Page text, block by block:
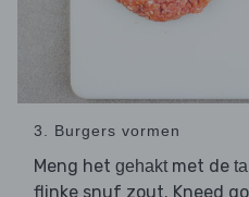
3. Burgers vormen
Meng het gehaktmet de
flinke snuf zout. Kneed